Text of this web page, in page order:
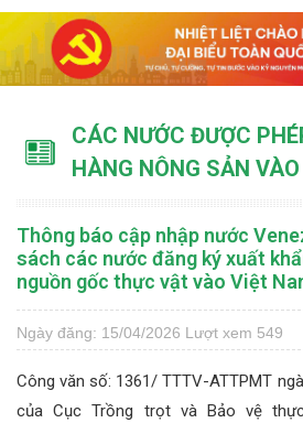
CÁC NƯỚC ĐƯỢC
HÀNG NÔNG SẢN
Thông báo cập nhập nước
sách các nước đăng ký xuất
nguồn gốc thực vật vào Việt
Ngày đăng: 15/04/2026 Lượt xem 549
Công văn số: 1361/ TTTV-ATTPMT
của Cục Trồng trọt và Bảo vệ